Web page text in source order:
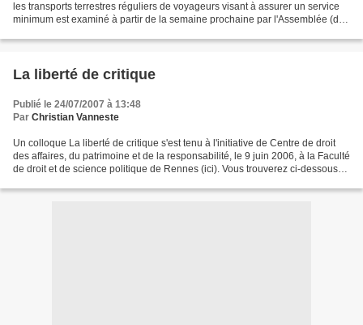
les transports terrestres réguliers de voyageurs visant à assurer un service
minimum est examiné à partir de la semaine prochaine par l'Assemblée (dès
La liberté de critique
Publié le 24/07/2007 à 13:48
Par Christian Vanneste
Un colloque La liberté de critique s'est tenu à l'initiative de Centre de droit
des affaires, du patrimoine et de la responsabilité, le 9 juin 2006, à la Faculté
de droit et de science politique de Rennes (ici). Vous trouverez ci-dessous